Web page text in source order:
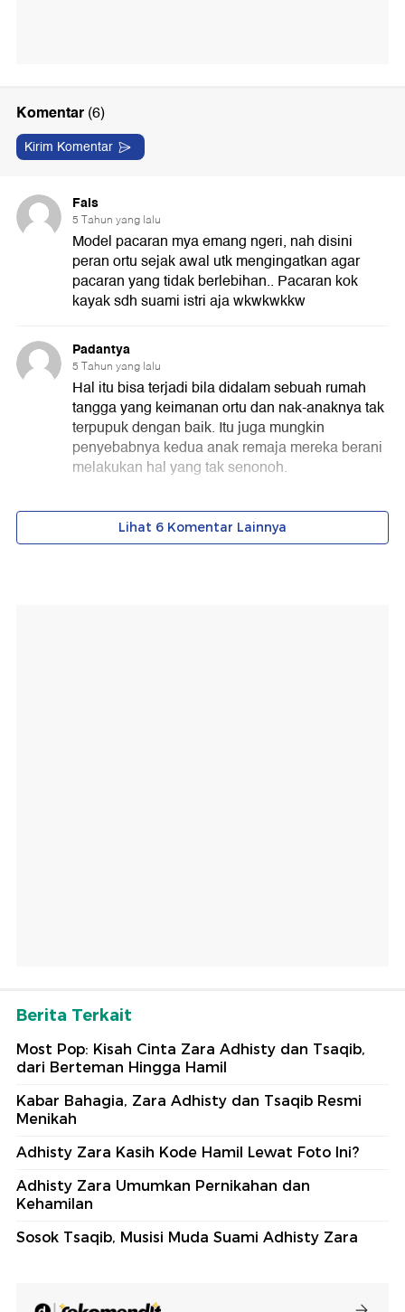
Berita Terkait
Most Pop: Kisah Cinta Zara Adhisty dan Tsaqib,
dari Berteman Hingga Hamil
Kabar Bahagia, Zara Adhisty dan Tsaqib Resmi
Menikah
Adhisty Zara Kasih Kode Hamil Lewat Foto Ini?
Adhisty Zara Umumkan Pernikahan dan
Kehamilan
Sosok Tsaqib, Musisi Muda Suami Adhisty Zara